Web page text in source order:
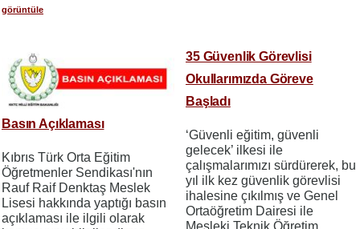
görüntüle
Basın Açıklaması
Kıbrıs Türk Orta Eğitim
Öğretmenler Sendikası'nın
Rauf Raif Denktaş Meslek
Lisesi hakkında yaptığı basın
açıklaması ile ilgili olarak
35 Güvenlik Görevlisi
Okullarımızda Göreve
Başladı
‘Güvenli eğitim, güvenli
gelecek’ ilkesi ile
çalışmalarımızı sürdürerek, bu
yıl ilk kez güvenlik görevlisi
ihalesine çıkılmış ve Genel
Ortaöğretim Dairesi ile
Mesleki Teknik Öğretim